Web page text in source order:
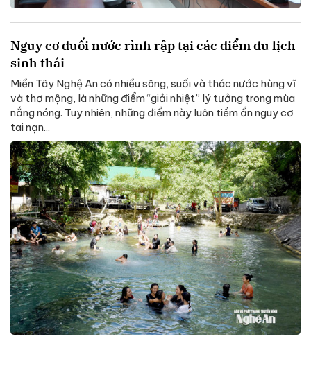
Nguy cơ đuối nước rình rập tại các điểm du lịch
sinh thái
Miền Tây Nghệ An có nhiều sông, suối và thác nước hùng vĩ
và thơ mộng, là những điểm “giải nhiệt” lý tưởng trong mùa
nắng nóng. Tuy nhiên, những điểm này luôn tiềm ẩn nguy cơ
tai nạn...